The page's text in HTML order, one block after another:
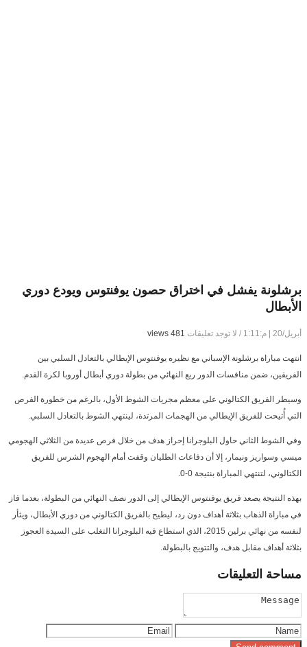
برشلونة يفشل في اختراق حصون يوفنتوس ويودع دوري
الأبطال
أبريل/20 | م:1:11 / لا توجد تعليقات 481 views
انتهت مباراة برشلونة الإسباني مع نظيره يوفنتوس الإيطالي بالتعادل السلبي بين
الفريقين، ضمن منافسات الدور ربع النهائي من بطولة دوري أبطال أوروبا لكرة القدم.
وسيطر الفريق الكتالوني على معظم مجريات الشوط الأول، بالرغم من خطورة الفرص
التي أُتيحت للفريق الإيطالي من الهجمات المرتدة، لينتهي الشوط بالتعادل السلبي.
وفي الشوط الثاني حاول البلوجرانا إحراز هدف من خلال فرص عديدة من الثلاثي الهجومي
ميسي وسواريز ونيمار، إلا أن دفاعات الطليان وقفت أمام الهجوم الشرس للفريق
الكتالوني، لتنتهي المباراة بنتيجة 0-0.
بهذه النتيجة يصعد فريق يوفنتوس الإيطالي إلى الدور نصف النهائي من البطولة، بعدما فاز
في مباراة الذهاب بثلاثة أهداف دون رد، ليطيح بالفريق الكتالوني من دوري الأبطال، ويثأر
لنفسه من نهائي برلين 2015، الذي استطاع فيه البلوجرانا التغلب على السيدة العجوز
بثلاثة أهداف مقابل هدف، والتتويج بالبطولة.
مساحة التعليقات